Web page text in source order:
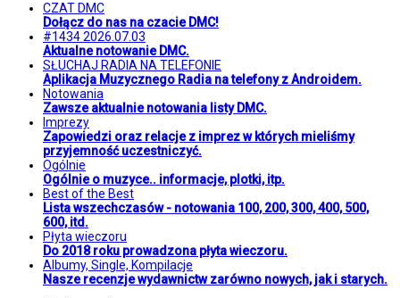
CZAT DMC
Dołącz do nas na czacie DMC!
#1434 2026.07.03
Aktualne notowanie DMC.
SŁUCHAJ RADIA NA TELEFONIE
Aplikacja Muzycznego Radia na telefony z Androidem.
Notowania
Zawsze aktualnie notowania listy DMC.
Imprezy
Zapowiedzi oraz relacje z imprez w których mieliśmy
przyjemność uczestniczyć.
Ogólnie
Ogólnie o muzyce.. informacje, plotki, itp.
Best of the Best
Lista wszechczasów - notowania 100, 200, 300, 400, 500,
600, itd.
Płyta wieczoru
Do 2018 roku prowadzona płyta wieczoru.
Albumy, Single, Kompilacje
Nasze recenzje wydawnictw zarówno nowych, jak i starych.